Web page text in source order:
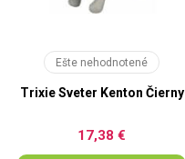
Ešte nehodnotené
Trixie Sveter Kenton Čierny
17,38 €